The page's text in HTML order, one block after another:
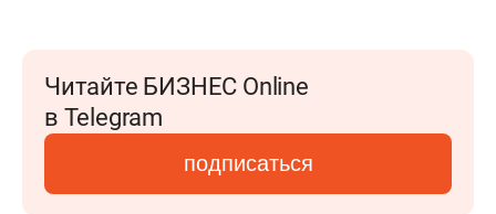
Читайте БИЗНЕС Online
в Telegram
подписаться